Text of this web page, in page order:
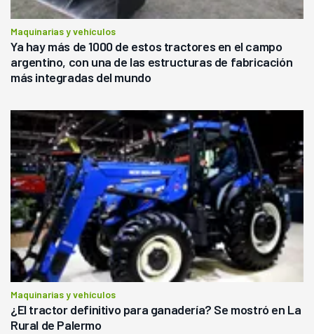
Maquinarias y vehículos
Ya hay más de 1000 de estos tractores en el campo
argentino, con una de las estructuras de fabricación
más integradas del mundo
Maquinarias y vehículos
¿El tractor definitivo para ganadería? Se mostró en La
Rural de Palermo